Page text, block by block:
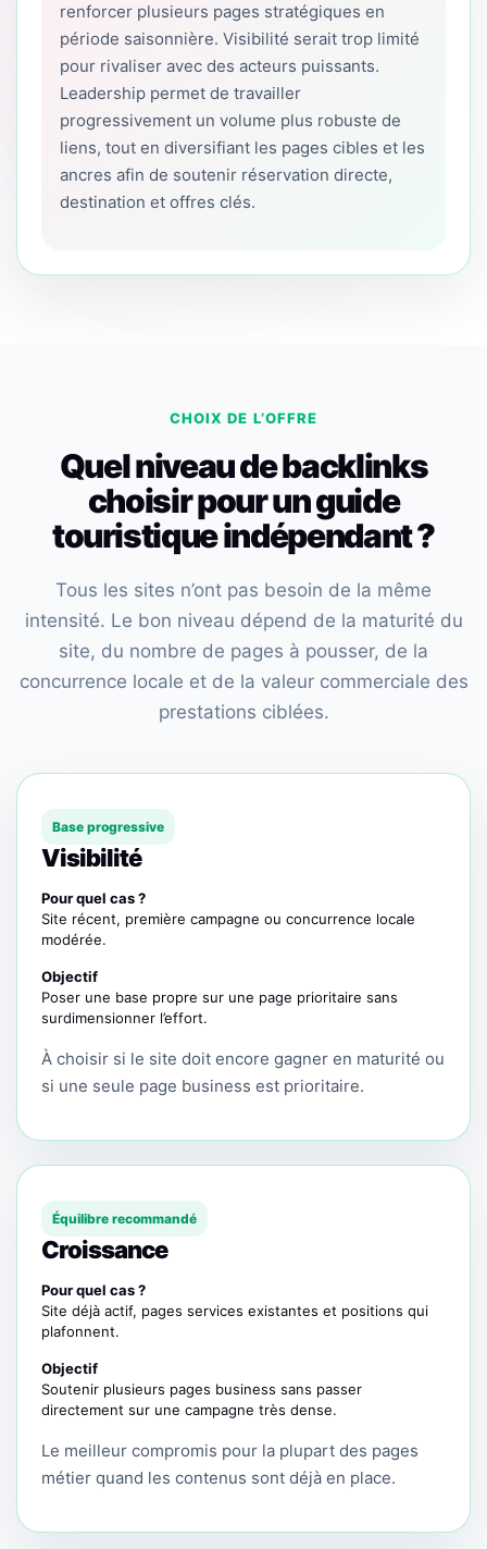
renforcer plusieurs pages stratégiques en
période saisonnière. Visibilité serait trop limité
pour rivaliser avec des acteurs puissants.
Leadership permet de travailler
progressivement un volume plus robuste de
liens, tout en diversifiant les pages cibles et les
ancres afin de soutenir réservation directe,
destination et offres clés.
CHOIX DE L’OFFRE
Quel niveau de backlinks
choisir pour un guide
touristique indépendant ?
Tous les sites n’ont pas besoin de la même
intensité. Le bon niveau dépend de la maturité du
site, du nombre de pages à pousser, de la
concurrence locale et de la valeur commerciale des
prestations ciblées.
Base progressive
Visibilité
Pour quel cas ?
Site récent, première campagne ou concurrence locale
modérée.
Objectif
Poser une base propre sur une page prioritaire sans
surdimensionner l’effort.
À choisir si le site doit encore gagner en maturité ou
si une seule page business est prioritaire.
Équilibre recommandé
Croissance
Pour quel cas ?
Site déjà actif, pages services existantes et positions qui
plafonnent.
Objectif
Soutenir plusieurs pages business sans passer
directement sur une campagne très dense.
Le meilleur compromis pour la plupart des pages
métier quand les contenus sont déjà en place.